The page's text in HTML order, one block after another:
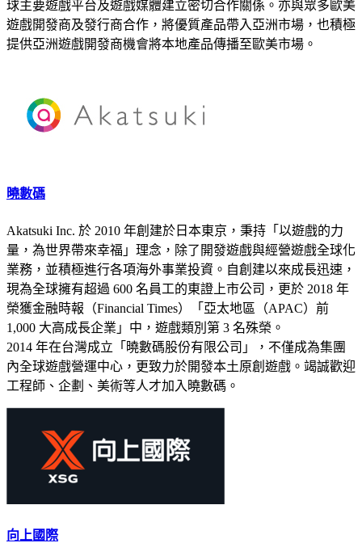
球主要遊戲平台及遊戲媒體建立密切合作關係。亦與眾多歐美
遊戲開發商及發行商合作，將優質產品帶入亞洲市場，也積極
提供亞洲遊戲開發商機會將本地產品傳播至歐美市場。
曉數碼
Akatsuki Inc. 於 2010 年創建於日本東京，秉持「以遊戲的力
量，為世界帶來幸福」理念，除了開發遊戲與經營遊戲全球化
業務，並積極進行各項海外事業投資。自創建以來成長迅速，
現為全球擁有超過 600 名員工的東證上市公司，更於 2018 年
榮獲金融時報（Financial Times）「亞太地區（APAC）前
1,000 大高成長企業」中，遊戲類別第 3 名殊榮。
2014 年在台灣成立「曉數碼股份有限公司」，不僅成為集團
內全球遊戲營運中心，更致力於開發本土原創遊戲。竭誠歡迎
工程師、企劃、美術等人才加入曉數碼。
向上國際